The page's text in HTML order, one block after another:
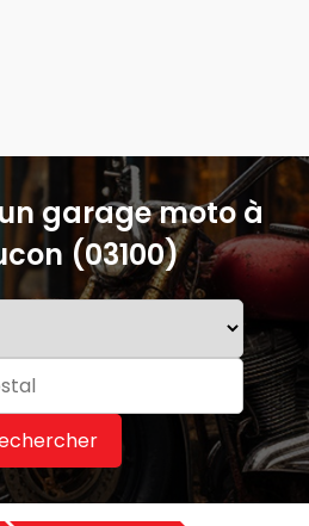
garage moto à
(03100)